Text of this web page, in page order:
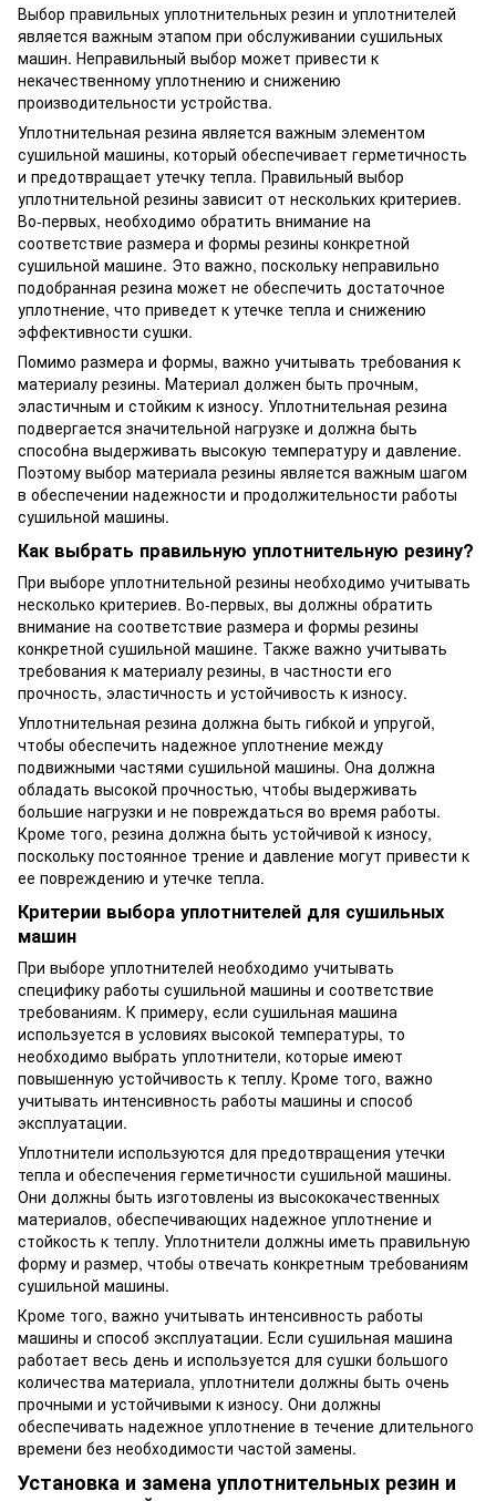
Выбор правильных уплотнительных резин и уплотнителей
является важным этапом при обслуживании сушильных
машин. Неправильный выбор может привести к
некачественному уплотнению и снижению
производительности устройства.
Уплотнительная резина является важным элементом
сушильной машины, который обеспечивает герметичность
и предотвращает утечку тепла. Правильный выбор
уплотнительной резины зависит от нескольких критериев.
Во-первых, необходимо обратить внимание на
соответствие размера и формы резины конкретной
сушильной машине. Это важно, поскольку неправильно
подобранная резина может не обеспечить достаточное
уплотнение, что приведет к утечке тепла и снижению
эффективности сушки.
Помимо размера и формы, важно учитывать требования к
материалу резины. Материал должен быть прочным,
эластичным и стойким к износу. Уплотнительная резина
подвергается значительной нагрузке и должна быть
способна выдерживать высокую температуру и давление.
Поэтому выбор материала резины является важным шагом
в обеспечении надежности и продолжительности работы
сушильной машины.
Как выбрать правильную уплотнительную резину?
При выборе уплотнительной резины необходимо учитывать
несколько критериев. Во-первых, вы должны обратить
внимание на соответствие размера и формы резины
конкретной сушильной машине. Также важно учитывать
требования к материалу резины, в частности его
прочность, эластичность и устойчивость к износу.
Уплотнительная резина должна быть гибкой и упругой,
чтобы обеспечить надежное уплотнение между
подвижными частями сушильной машины. Она должна
обладать высокой прочностью, чтобы выдерживать
большие нагрузки и не повреждаться во время работы.
Кроме того, резина должна быть устойчивой к износу,
поскольку постоянное трение и давление могут привести к
ее повреждению и утечке тепла.
Критерии выбора уплотнителей для сушильных
машин
При выборе уплотнителей необходимо учитывать
специфику работы сушильной машины и соответствие
требованиям. К примеру, если сушильная машина
используется в условиях высокой температуры, то
необходимо выбрать уплотнители, которые имеют
повышенную устойчивость к теплу. Кроме того, важно
учитывать интенсивность работы машины и способ
эксплуатации.
Уплотнители используются для предотвращения утечки
тепла и обеспечения герметичности сушильной машины.
Они должны быть изготовлены из высококачественных
материалов, обеспечивающих надежное уплотнение и
стойкость к теплу. Уплотнители должны иметь правильную
форму и размер, чтобы отвечать конкретным требованиям
сушильной машины.
Кроме того, важно учитывать интенсивность работы
машины и способ эксплуатации. Если сушильная машина
работает весь день и используется для сушки большого
количества материала, уплотнители должны быть очень
прочными и устойчивыми к износу. Они должны
обеспечивать надежное уплотнение в течение длительного
времени без необходимости частой замены.
Установка и замена уплотнительных резин и